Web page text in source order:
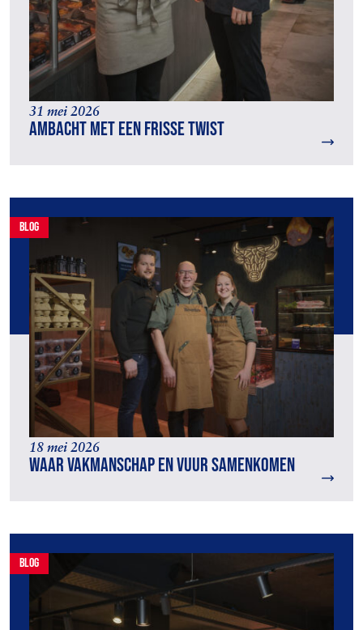
31 mei 2026
Ambacht met een frisse twist
blog
18 mei 2026
Waar vakmanschap en vuur samenkomen
blog